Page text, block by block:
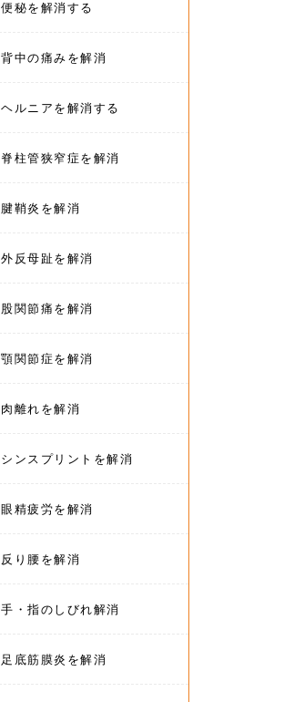
便秘を解消する
背中の痛みを解消
ヘルニアを解消する
脊柱管狭窄症を解消
腱鞘炎を解消
外反母趾を解消
股関節痛を解消
顎関節症を解消
肉離れを解消
シンスプリントを解消
眼精疲労を解消
反り腰を解消
手・指のしびれ解消
足底筋膜炎を解消